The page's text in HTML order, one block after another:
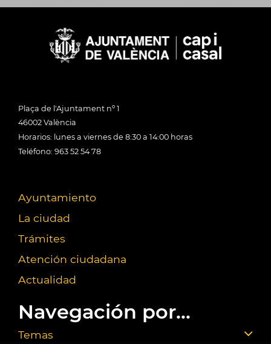
Plaça de l'Ajuntament nº 1
46002 València
Horarios: lunes a viernes de 8:30 a 14:00 horas
Teléfono: 963 52 54 78
Ayuntamiento
La ciudad
Trámites
Atención ciudadana
Actualidad
Navegación por...
Temas